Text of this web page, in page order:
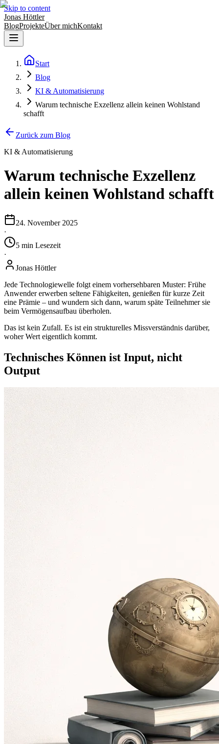
Skip to content
Jonas Höttler
BlogProjekteÜber michKontakt
Start
Blog
KI & Automatisierung
Warum technische Exzellenz allein keinen Wohlstand
schafft
Zurück zum Blog
KI & Automatisierung
Warum technische Exzellenz
allein keinen Wohlstand schafft
24. November 2025
·
5 min Lesezeit
·
Jonas Höttler
Jede Technologiewelle folgt einem vorhersehbaren Muster: Frühe
Anwender erwerben seltene Fähigkeiten, genießen für kurze Zeit
eine Prämie – und wundern sich dann, warum späte Teilnehmer sie
beim Vermögensaufbau überholen.
Das ist kein Zufall. Es ist ein strukturelles Missverständnis darüber,
woher Wert eigentlich kommt.
Technisches Können ist Input, nicht
Output